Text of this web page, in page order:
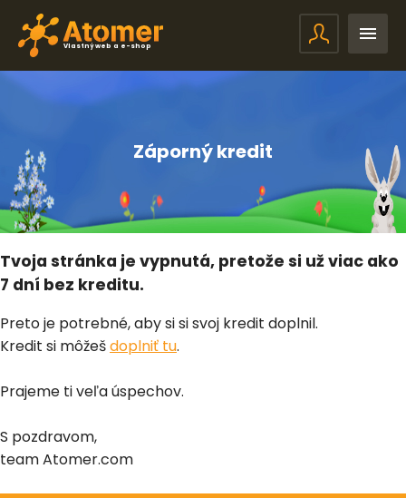
Vlastný web a e-shop
Záporný kredit
Tvoja stránka je vypnutá, pretože si už viac ako
7 dní bez kreditu.
Preto je potrebné, aby si si svoj kredit doplnil.
Kredit si môžešdoplniť tu.
Prajeme ti veľa úspechov.
S pozdravom,
team Atomer.com